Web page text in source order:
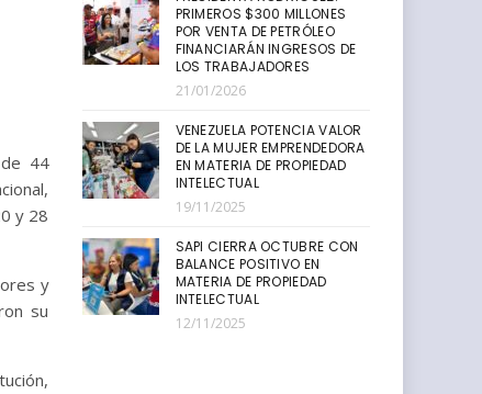
44
y 28
y
su
PRIMEROS $300 MILLONES
POR VENTA DE PETRÓLEO
FINANCIARÁN INGRESOS DE
LOS TRABAJADORES
21/01/2026
VENEZUELA POTENCIA VALOR
DE LA MUJER EMPRENDEDORA
EN MATERIA DE PROPIEDAD
INTELECTUAL
19/11/2025
SAPI CIERRA OCTUBRE CON
BALANCE POSITIVO EN
MATERIA DE PROPIEDAD
INTELECTUAL
12/11/2025